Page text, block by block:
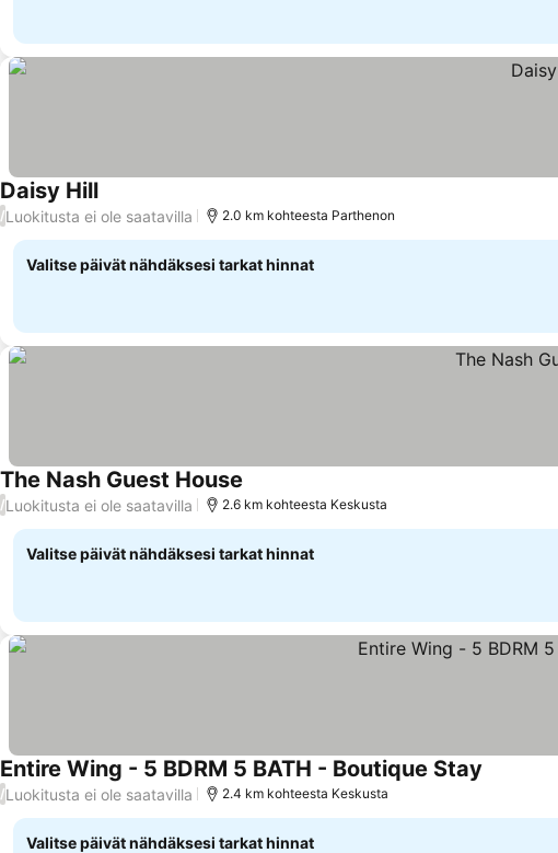
Daisy Hill
/Luokitusta ei ole saatavilla 2.0 km kohteesta Parthenon
Valitse päivät nähdäksesi tarkat hinnat
The Nash Guest House
/Luokitusta ei ole saatavilla 2.6 km kohteesta Keskusta
Valitse päivät nähdäksesi tarkat hinnat
Entire Wing - 5 BDRM 5 BATH - Boutique Stay
/Luokitusta ei ole saatavilla 2.4 km kohteesta Keskusta
Valitse päivät nähdäksesi tarkat hinnat